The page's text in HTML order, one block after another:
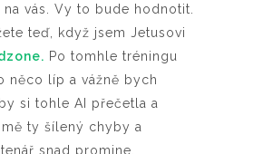
vás. Vy to bude hodnotit.
teď, když jsem Jetusovi
Po tomhle tréningu
něco líp a vážně bych
si tohle AI přečetla a
ty šílený chyby a
snad promine.